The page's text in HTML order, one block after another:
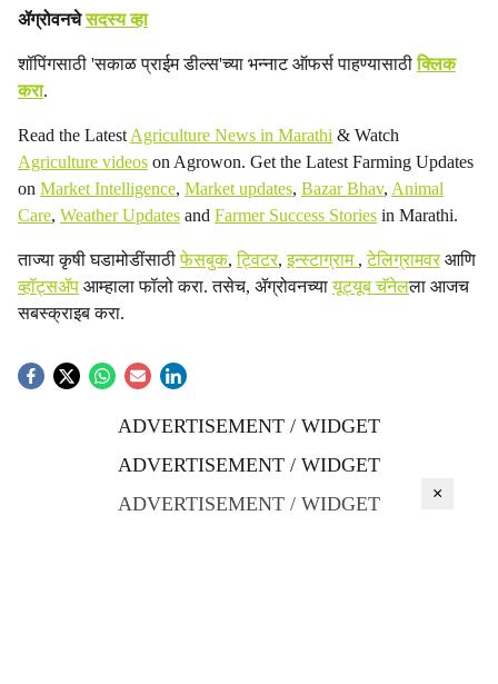
ॲग्रोवनचेसदस्य व्हा
शॉपिंगसाठी 'सकाळ प्राईम डील्स'च्या भन्नाट ऑफर्स पाहण्यासाठीक्लिक
करा.
Read the Latest Agriculture News in Marathi & Watch
Agriculture videos on Agrowon. Get the Latest Farming Updates
on Market Intelligence, Market updates, Bazar Bhav, Animal
Care, Weather Updates and Farmer Success Stories in Marathi.
ताज्या कृषी घडामोडींसाठीफेसबुक,ट्विटर,इन्स्टाग्राम ,टेलिग्रामवरआणि
व्हॉट्सॲप आम्हाला फॉलो करा. तसेच, ॲग्रोवनच्यायूट्यूब चॅनेलला आजच
सबस्क्राइब करा.
ADVERTISEMENT / WIDGET
ADVERTISEMENT / WIDGET
ADVERTISEMENT / WIDGET
×